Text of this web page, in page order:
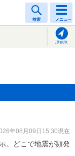
検索 メニュー
現在地
年08月09日15:30現在
。どこで地震が頻発